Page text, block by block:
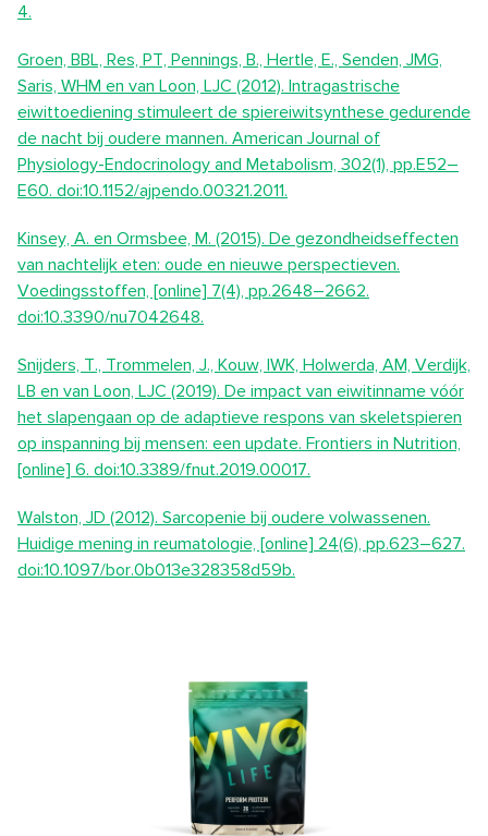
4.
Groen, BBL, Res, PT, Pennings, B., Hertle, E., Senden, JMG,
Saris, WHM en van Loon, LJC (2012). Intragastrische
eiwittoediening stimuleert de spiereiwitsynthese gedurende
de nacht bij oudere mannen. American Journal of
Physiology-Endocrinology and Metabolism, 302(1), pp.E52–
E60. doi:10.1152/ajpendo.00321.2011.
Kinsey, A. en Ormsbee, M. (2015). De gezondheidseffecten
van nachtelijk eten: oude en nieuwe perspectieven.
Voedingsstoffen, [online] 7(4), pp.2648–2662.
doi:10.3390/nu7042648.
Snijders, T., Trommelen, J., Kouw, IWK, Holwerda, AM, Verdijk,
LB en van Loon, LJC (2019). De impact van eiwitinname vóór
het slapengaan op de adaptieve respons van skeletspieren
op inspanning bij mensen: een update. Frontiers in Nutrition,
[online] 6. doi:10.3389/fnut.2019.00017.
Walston, JD (2012). Sarcopenie bij oudere volwassenen.
Huidige mening in reumatologie, [online] 24(6), pp.623–627.
doi:10.1097/bor.0b013e328358d59b.